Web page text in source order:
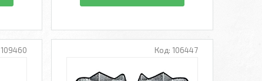
109460 106447